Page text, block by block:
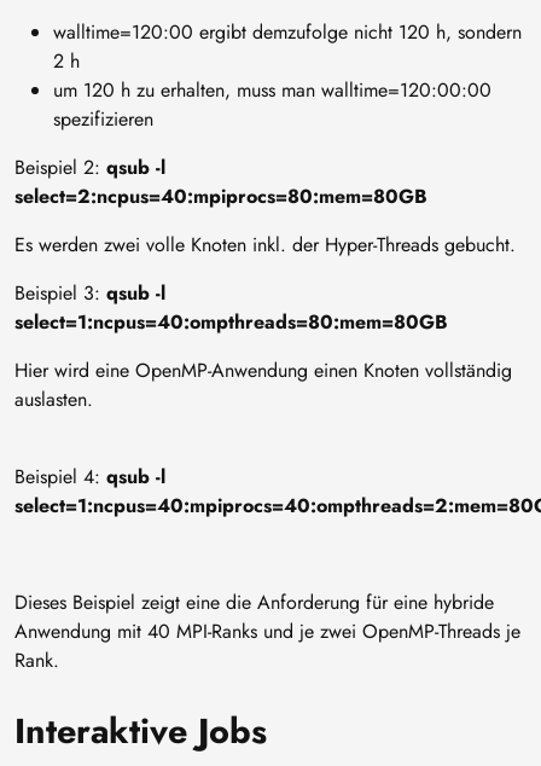
walltime=120:00 ergibt demzufolge nicht 120 h, sondern
2 h
um 120 h zu erhalten, muss man walltime=120:00:00
spezifizieren
Beispiel 2: qsub -l
select=2:ncpus=40:mpiprocs=80:mem=80GB
Es werden zwei volle Knoten inkl. der Hyper-Threads gebucht.
Beispiel 3: qsub -l
select=1:ncpus=40:ompthreads=80:mem=80GB
Hier wird eine OpenMP-Anwendung einen Knoten vollständig
auslasten.
Beispiel 4: qsub -l
Dieses Beispiel zeigt eine die Anforderung für eine hybride
Anwendung mit 40 MPI-Ranks und je zwei OpenMP-Threads je
Rank.
Interaktive Jobs